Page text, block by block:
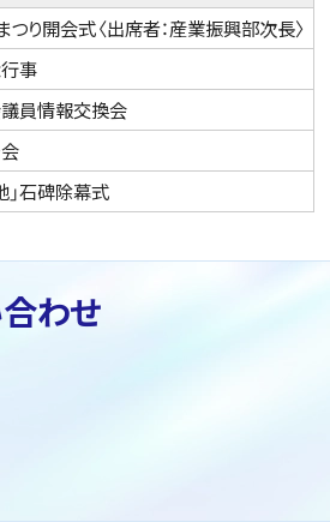
り開会式〈出席者：産業振興部次長〉
事
員情報交換会
」石碑除幕式
わせ